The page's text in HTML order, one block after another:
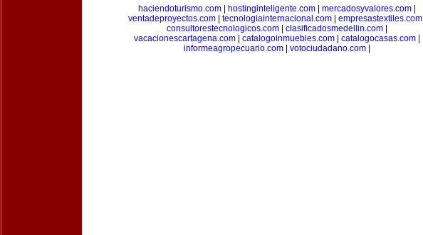
haciendoturismo.com
hostinginteligente.com mercadosyvalores.com
ventadeproyectos.com| tecnologiainternacional.com| empresastextiles.com|
consultorestecnologicos.com
clasificadosmedellin.com
vacacionescartagena.com
catalogoinmuebles.com catalogocasas.com
informeagropecuario.com
votociudadano.com